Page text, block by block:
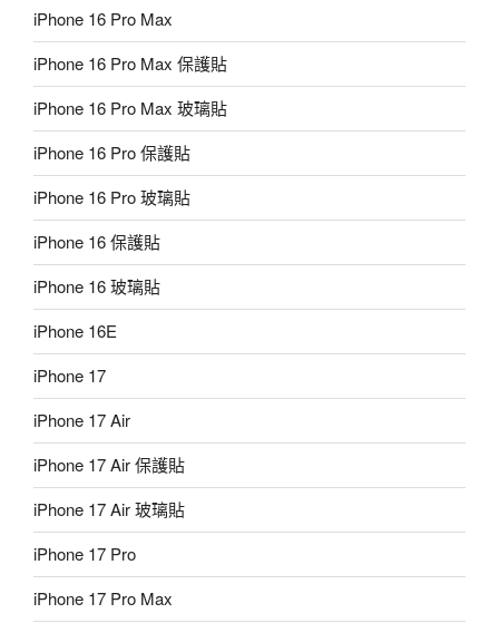
iPhone 16 Pro Max
iPhone 16 Pro Max 保護貼
iPhone 16 Pro Max 玻璃貼
iPhone 16 Pro 保護貼
iPhone 16 Pro 玻璃貼
iPhone 16 保護貼
iPhone 16 玻璃貼
iPhone 16E
iPhone 17
iPhone 17 Air
iPhone 17 Air 保護貼
iPhone 17 Air 玻璃貼
iPhone 17 Pro
iPhone 17 Pro Max